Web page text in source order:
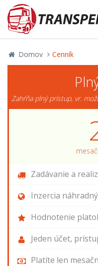
Domov Cenník
Zahŕňa plný prístup, vr.
Zadávanie a
Inzercia
Hodnotenie
Jeden účet,
Platíte len